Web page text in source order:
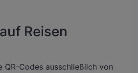
Reisen
QR-Codes ausschließlich von